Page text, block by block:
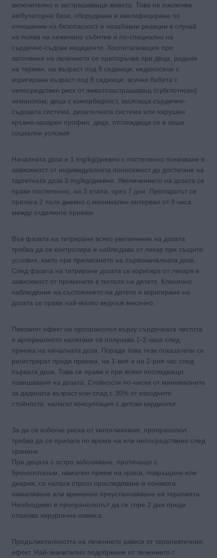
включително и застрашаващи живота. Това не изключва
амбулаторна база, оборудвана и квалифицирана по
отношение на безопасност и незабавни реакции в случай
на поява на нежелано събитие и по-специално на
сърдечно-съдови инциденти. Хоспитализация при
започване на лечението се препоръчва при деца, родени
на термин, на възраст под 8 седмици; недоносени с
коригирана възраст под 8 седмици; всички бебета с
непосредствен риск от животозастрашаващ (субглотисен)
хемангиом; деца с коморбидност, засягаща сърдечно-
съдовата система, дихателната система или нарушен
кръвно-захарен профил; деца, отглеждащи се в лоши
социални условия.
Началната доза е 1 mg/kg/дневно с постепенно покачване в
зависимост от индивидуалната поносимост до достигане на
таргетната доза 3 mg/kg/дневно. Увеличението на дозата се
прави постепенно, на 3 етапа, през 7 дни. Препаратът се
прилага 2 пъти дневно с минимален интервал от 9 часа
между отделните приеми.
Във фазата на титриране всяко увеличение на дозата
трябва да се контролира и наблюдава от лекар при същите
условия, както при прилагането на първоначалната доза.
След фазата на титриране дозата се коригира от лекаря в
зависимост от промените в теглото на детето. Клинично
наблюдение на състоянието на детето и коригиране на
дозата се прави най-малко веднъж месечно.
Пиковият ефект на пропранолол върху сърдечната честота
и артериалното налягане се получава 1-3 часа след
приема на началната доза. Поради това тези показатели се
регистрират преди приема, на 1-вия и на 2-рия час след
първата доза. Това се прави и при всяко последващо
повишаване на дозата. Стойности по-ниски от минималните
за дадената възраст или спад с 30% от изходните
стойности, налагат консултация с детски кардиолог.
За да се избегне риска от хипогликемия, пропранолол
трябва да се прилага по време на или непосредствено след
хранене.
При децата с остро заболяване, протичащо с
бронхоспазъм, намален прием на храна, повръщане или
диария, се налага строго проследяване и понякога
намаляване или временно преустановяване на терапията.
Необходимо е пропранололът да се спре 2 дни преди
планова хирургична намеса.
Продължителността на лечението зависи от терапевтичния
ефект. Най-значително подобрение от лечението с